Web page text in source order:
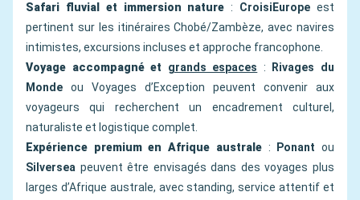
Safari fluvial et immersion nature : CroisiEurope est
pertinent sur les itinéraires Chobé/Zambèze, avec navires
intimistes, excursions incluses et approche francophone.
Voyage accompagné et grands espaces :
Rivages du
Monde ou Voyages d’Exception peuvent convenir aux
voyageurs qui recherchent un encadrement culturel,
naturaliste et logistique complet.
Expérience premium en Afrique australe: Ponant ou
Silversea peuvent être envisagés dans des voyages plus
larges d’Afrique australe, avec standing, service attentif et